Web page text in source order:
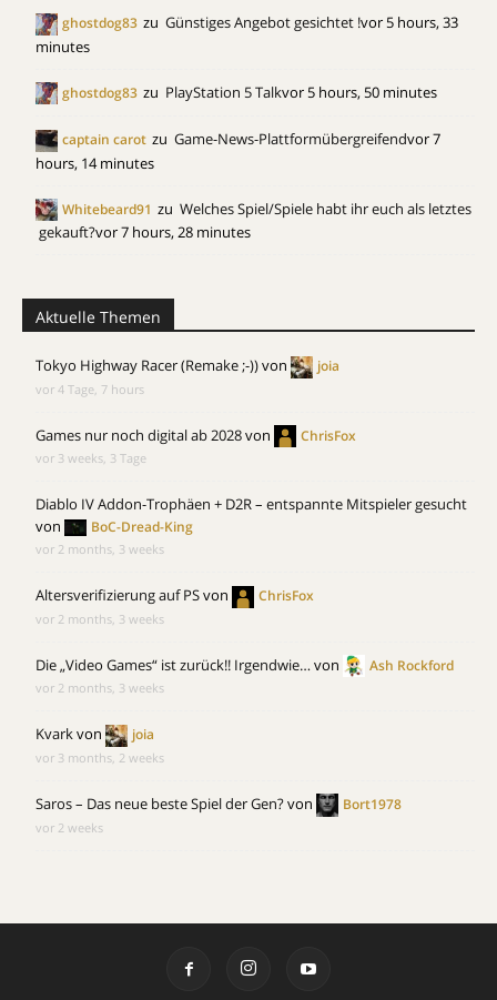
ghostdog83 zu Günstiges Angebot gesichtet !vor 5 hours, 33
minutes
ghostdog83 zu PlayStation 5 Talkvor 5 hours, 50 minutes
captain carot zu Game-News-Plattformübergreifendvor 7
hours, 14 minutes
Whitebeard91 zu Welches Spiel/Spiele habt ihr euch als letztes
gekauft?vor 7 hours, 28 minutes
Aktuelle Themen
Tokyo Highway Racer (Remake ;-))von joia
vor 4 Tage, 7 hours
Games nur noch digital ab 2028von ChrisFox
vor 3 weeks, 3 Tage
Diablo IV Addon-Trophäen + D2R – entspannte Mitspieler gesucht
von
BoC-Dread-King
vor 2 months, 3 weeks
Altersverifizierung auf PSvon ChrisFox
vor 2 months, 3 weeks
Die „Video Games“ ist zurück!! Irgendwie…von Ash Rockford
vor 2 months, 3 weeks
Kvarkvon joia
vor 3 months, 2 weeks
Saros – Das neue beste Spiel der Gen?von Bort1978
vor 2 weeks